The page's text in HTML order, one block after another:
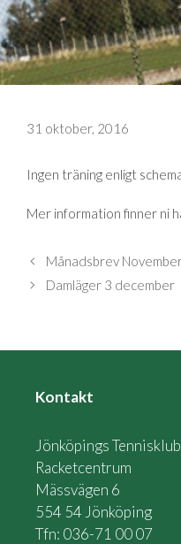
31 oktober, 2016
Ingen träning enligt
Mer information finner ni
Månadsbrev
Damläger 3 december
Kontakt
Jönköpings
Racketcentrum
Mässvägen 6
554 54 Jönköping
Tfn: 036-71 00 07